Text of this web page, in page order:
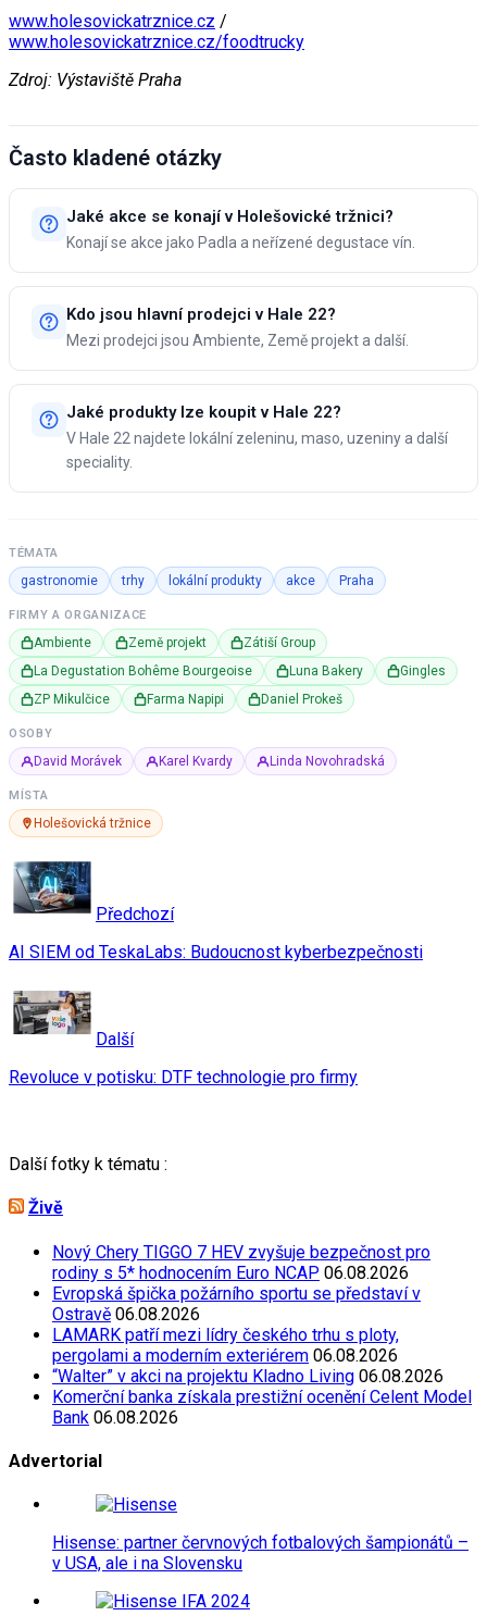
www.holesovickatrznice.cz /
www.holesovickatrznice.cz/foodtrucky
Zdroj: Výstaviště Praha
Často kladené otázky
Jaké akce se konají v Holešovické tržnici?
Konají se akce jako Padla a neřízené degustace vín.
Kdo jsou hlavní prodejci v Hale 22?
Mezi prodejci jsou Ambiente, Země projekt a další.
Jaké produkty lze koupit v Hale 22?
V Hale 22 najdete lokální zeleninu, maso, uzeniny a další
speciality.
TÉMATA
gastronomie trhy lokální produkty akce Praha
FIRMY A ORGANIZACE
Ambiente Země projekt
Zátiší Group
La Degustation Bohême Bourgeoise
Luna Bakery
Gingles
ZP Mikulčice
Farma Napipi Daniel Prokeš
OSOBY
David Morávek Karel Kvardy Linda Novohradská
MÍSTA
Holešovická tržnice
Předchozí
AI SIEM od TeskaLabs: Budoucnost kyberbezpečnosti
Další
Revoluce v potisku: DTF technologie pro firmy
Další fotky k tématu :
Živě
Nový Chery TIGGO 7 HEV zvyšuje bezpečnost pro
rodiny s 5* hodnocením Euro NCAP 06.08.2026
Evropská špička požárního sportu se představí v
Ostravě 06.08.2026
LAMARK patří mezi lídry českého trhu s ploty,
pergolami a moderním exteriérem 06.08.2026
“Walter” v akci na projektu Kladno Living 06.08.2026
Komerční banka získala prestižní ocenění Celent Model
Bank 06.08.2026
Advertorial
Hisense: partner červnových fotbalových šampionátů –
v USA, ale i na Slovensku